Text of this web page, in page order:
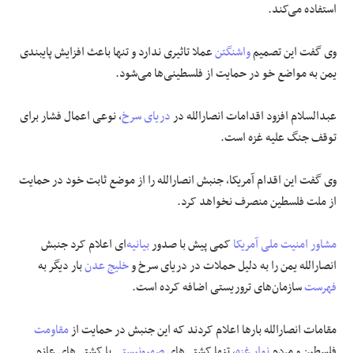
استفاده می‌کند.
وی گفت این تصمیمواشنگتنعملا تاثیری ندارد و تنها باعث افزایش پایبندی
یمن به مواضع خو در حمایت از فلسطینی‌ها می‌شود.
عبدالسلام افزود اقدامات انصارالله دردریای سرخ، نوعی اعمال فشار برای
توقف جنگ علیه غزه است.
وی گفت این اقدام آمریکا، جنبش انصارالله را از موضع ثابت خود در حمایت
از ملت فلسطین منصرف نخواهد کرد.
مشاور امنیت ملی آمریکاکمی پیش با صدوربیانیه‌ای اعلام کرد جنبش
انصارالله یمن را به دلیل حملات در دریای سرخ وخلیج عدنبار دیگر به
فهرستسازمان‌های تروریستی اضافه کرده است.
مقامات انصارالله بارها اعلام کردند که این جنبش در حمایت ازمقاومت